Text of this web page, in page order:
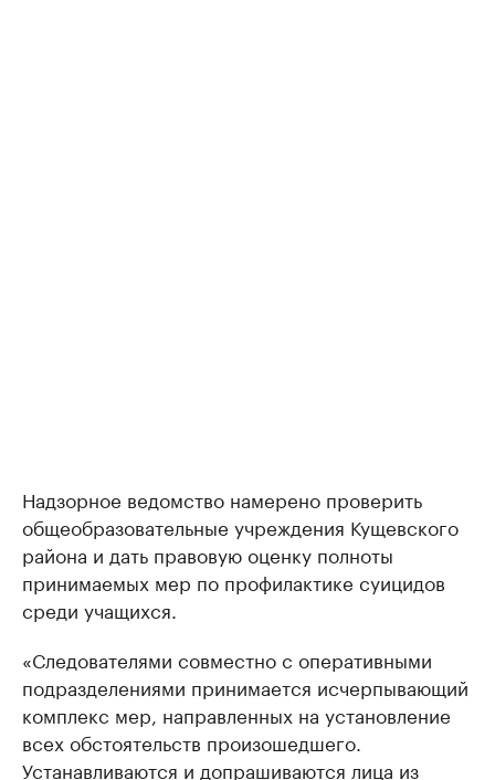
Надзорное ведомство намерено проверить
общеобразовательные учреждения Кущевского
района и дать правовую оценку полноты
принимаемых мер по профилактике суицидов
среди учащихся.
«Следователями совместно с оперативными
подразделениями принимается исчерпывающий
комплекс мер, направленных на установление
всех обстоятельств произошедшего.
Устанавливаются и допрашиваются лица из